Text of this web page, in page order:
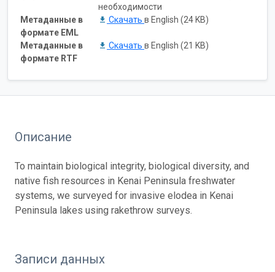
необходимости
Метаданные в
формате EML
Скачать в English (24 KB)
Метаданные в
формате RTF
Скачать в English (21 KB)
Описание
To maintain biological integrity, biological diversity, and
native fish resources in Kenai Peninsula freshwater
systems, we surveyed for invasive elodea in Kenai
Peninsula lakes using rakethrow surveys.
Записи данных